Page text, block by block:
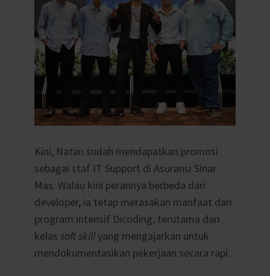
Kini, Natan sudah mendapatkan promosi
sebagai staf IT Support di Asuransi Sinar
Mas. Walau kini perannya berbeda dari
developer, ia tetap merasakan manfaat dari
program intensif Dicoding, terutama dari
kelas soft skillyang mengajarkan untuk
mendokumentasikan pekerjaan secara rapi.